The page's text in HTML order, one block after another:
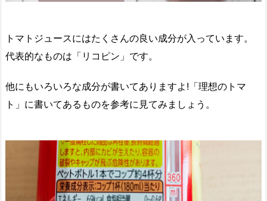
トマトジュースにはたくさんの良い成分が入っています。
代表的なものは「リコピン」です。
他にもいろいろな成分が書いてありますよ!「理想のトマ
ト」に書いてあるものを参考に見てみましょう。